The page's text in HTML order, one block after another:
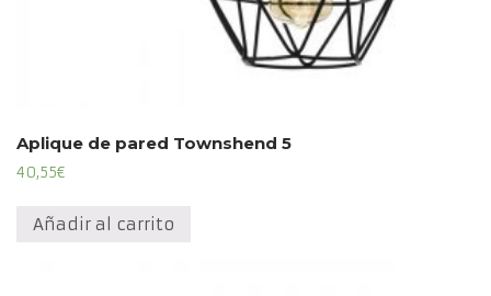
Aplique de pared Townshend 5
40,55€
Añadir al carrito